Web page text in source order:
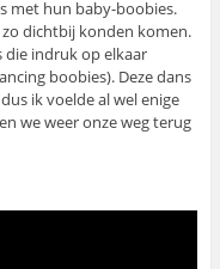
met hun baby-boobies.
dichtbij konden komen.
die indruk op elkaar
boobies). Deze dans
ik voelde al wel enige
we weer onze weg terug